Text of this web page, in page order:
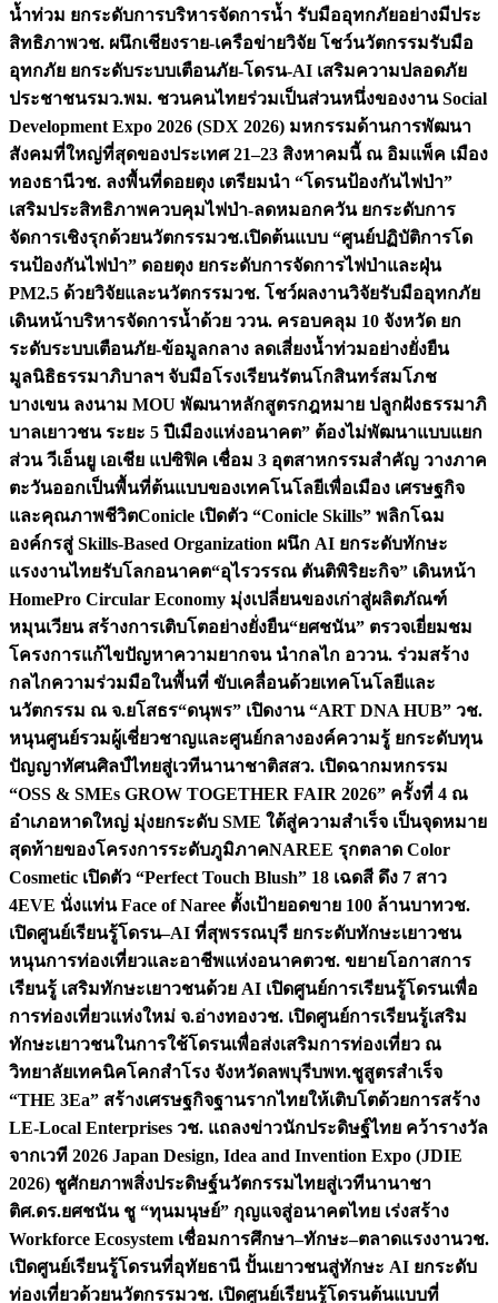
น้ำท่วม ยกระดับการบริหารจัดการน้ำ รับมืออุทกภัยอย่างมีประ
สิทธิภาพวช. ผนึกเชียงราย-เครือข่ายวิจัย โชว์นวัตกรรมรับมือ
อุทกภัย ยกระดับระบบเตือนภัย-โดรน-AI เสริมความปลอดภัย
ประชาชนรมว.พม. ชวนคนไทยร่วมเป็นส่วนหนึ่งของงาน Social
Development Expo 2026 (SDX 2026) มหกรรมด้านการพัฒนา
สังคมที่ใหญ่ที่สุดของประเทศ 21–23 สิงหาคมนี้ ณ อิมแพ็ค เมือง
ทองธานีวช. ลงพื้นที่ดอยตุง เตรียมนำ “โดรนป้องกันไฟป่า”
เสริมประสิทธิภาพควบคุมไฟป่า-ลดหมอกควัน ยกระดับการ
จัดการเชิงรุกด้วยนวัตกรรมวช.เปิดต้นแบบ “ศูนย์ปฏิบัติการโด
รนป้องกันไฟป่า” ดอยตุง ยกระดับการจัดการไฟป่าและฝุ่น
PM2.5 ด้วยวิจัยและนวัตกรรมวช. โชว์ผลงานวิจัยรับมืออุทกภัย
เดินหน้าบริหารจัดการน้ำด้วย ววน. ครอบคลุม 10 จังหวัด ยก
ระดับระบบเตือนภัย-ข้อมูลกลาง ลดเสี่ยงน้ำท่วมอย่างยั่งยืน
มูลนิธิธรรมาภิบาลฯ จับมือโรงเรียนรัตนโกสินทร์สมโภช
บางเขน ลงนาม MOU พัฒนาหลักสูตรกฎหมาย ปลูกฝังธรรมาภิ
บาลเยาวชน ระยะ 5 ปีเมืองแห่งอนาคต” ต้องไม่พัฒนาแบบแยก
ส่วน วีเอ็นยู เอเชีย แปซิฟิค เชื่อม 3 อุตสาหกรรมสำคัญ วางภาค
ตะวันออกเป็นพื้นที่ต้นแบบของเทคโนโลยีเพื่อเมือง เศรษฐกิจ
และคุณภาพชีวิตConicle เปิดตัว “Conicle Skills” พลิกโฉม
องค์กรสู่ Skills-Based Organization ผนึก AI ยกระดับทักษะ
แรงงานไทยรับโลกอนาคต“อุไรวรรณ ตันติพิริยะกิจ” เดินหน้า
HomePro Circular Economy มุ่งเปลี่ยนของเก่าสู่ผลิตภัณฑ์
หมุนเวียน สร้างการเติบโตอย่างยั่งยืน“ยศชนัน” ตรวจเยี่ยมชม
โครงการแก้ไขปัญหาความยากจน นำกลไก อววน. ร่วมสร้าง
กลไกความร่วมมือในพื้นที่ ขับเคลื่อนด้วยเทคโนโลยีและ
นวัตกรรม ณ จ.ยโสธร“ดนุพร” เปิดงาน “ART DNA HUB” วช.
หนุนศูนย์รวมผู้เชี่ยวชาญและศูนย์กลางองค์ความรู้ ยกระดับทุน
ปัญญาทัศนศิลป์ไทยสู่เวทีนานาชาติสสว. เปิดฉากมหกรรม
“OSS & SMEs GROW TOGETHER FAIR 2026” ครั้งที่ 4 ณ
อำเภอหาดใหญ่ มุ่งยกระดับ SME ใต้สู่ความสำเร็จ เป็นจุดหมาย
สุดท้ายของโครงการระดับภูมิภาคNAREE รุกตลาด Color
Cosmetic เปิดตัว “Perfect Touch Blush” 18 เฉดสี ดึง 7 สาว
4EVE นั่งแท่น Face of Naree ตั้งเป้ายอดขาย 100 ล้านบาทวช.
เปิดศูนย์เรียนรู้โดรน–AI ที่สุพรรณบุรี ยกระดับทักษะเยาวชน
หนุนการท่องเที่ยวและอาชีพแห่งอนาคตวช. ขยายโอกาสการ
เรียนรู้ เสริมทักษะเยาวชนด้วย AI เปิดศูนย์การเรียนรู้โดรนเพื่อ
การท่องเที่ยวแห่งใหม่ จ.อ่างทองวช. เปิดศูนย์การเรียนรู้เสริม
ทักษะเยาวชนในการใช้โดรนเพื่อส่งเสริมการท่องเที่ยว ณ
วิทยาลัยเทคนิคโคกสำโรง จังหวัดลพบุรีบพท.ชูสูตรสำเร็จ
“THE 3Ea” สร้างเศรษฐกิจฐานรากไทยให้เติบโตด้วยการสร้าง
LE-Local Enterprises วช. แถลงข่าวนักประดิษฐ์ไทย คว้ารางวัล
จากเวที 2026 Japan Design, Idea and Invention Expo (JDIE
2026) ชูศักยภาพสิ่งประดิษฐ์นวัตกรรมไทยสู่เวทีนานาชา
ติศ.ดร.ยศชนัน ชู “ทุนมนุษย์” กุญแจสู่อนาคตไทย เร่งสร้าง
Workforce Ecosystem เชื่อมการศึกษา–ทักษะ–ตลาดแรงงานวช.
เปิดศูนย์เรียนรู้โดรนที่อุทัยธานี ปั้นเยาวชนสู่ทักษะ AI ยกระดับ
ท่องเที่ยวด้วยนวัตกรรมวช. เปิดศูนย์เรียนรู้โดรนต้นแบบที่